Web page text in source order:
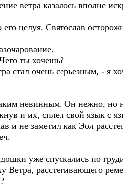
ветра казалось вполне
целуя. Святослав
ты хочешь?
стал очень серьезным, - я
невинным. Он нежно, но
и их, сплел свой язык с
и не заметил как Эол
уже спускались по
Ветра, расстегивающего